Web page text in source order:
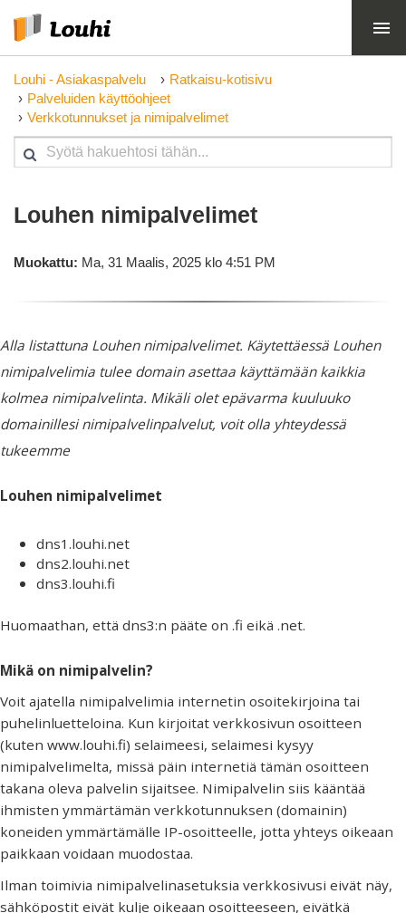
Louhi - Asiakaspalvelu
Ratkaisu-kotisivu
Palveluiden käyttöohjeet
Verkkotunnukset ja nimipalvelimet
Louhen nimipalvelimet
Muokattu: Ma, 31 Maalis, 2025 klo 4:51 PM
Alla listattuna Louhen nimipalvelimet. Käytettäessä Louhen
nimipalvelimia tulee domain asettaa käyttämään kaikkia
kolmea nimipalvelinta. Mikäli olet epävarma kuuluuko
domainillesi nimipalvelinpalvelut, voit olla yhteydessä
tukeemme
Louhen nimipalvelimet
dns1.louhi.net
dns2.louhi.net
dns3.louhi.fi
Huomaathan, että dns3:n pääte on .fi eikä .net.
Mikä on nimipalvelin?
Voit ajatella nimipalvelimia internetin osoitekirjoina tai
puhelinluetteloina. Kun kirjoitat verkkosivun osoitteen
(kuten www.louhi.fi) selaimeesi, selaimesi kysyy
nimipalvelimelta, missä päin internetiä tämän osoitteen
takana oleva palvelin sijaitsee. Nimipalvelin siis kääntää
ihmisten ymmärtämän verkkotunnuksen (domainin)
koneiden ymmärtämälle IP-osoitteelle, jotta yhteys oikeaan
paikkaan voidaan muodostaa.
Ilman toimivia nimipalvelinasetuksia verkkosivusi eivät näy,
sähköpostit eivät kulje oikeaan osoitteeseen, eivätkä